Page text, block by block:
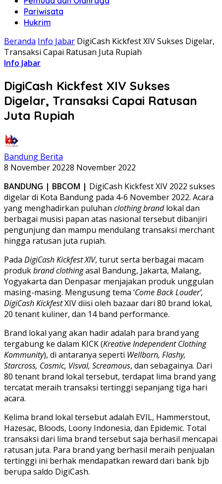
Pariwisata
Hukrim
Beranda Info Jabar DigiCash Kickfest XIV Sukses Digelar,
Transaksi Capai Ratusan Juta Rupiah
Info Jabar
DigiCash Kickfest XIV Sukses
Digelar, Transaksi Capai Ratusan
Juta Rupiah
Bandung Berita
8 November 20228 November 2022
BANDUNG | BBCOM | DigiCash Kickfest XIV 2022 sukses
digelar di Kota Bandung pada 4-6 November 2022. Acara
yang menghadirkan puluhan clothing brandlokal dan
berbagai musisi papan atas nasional tersebut dibanjiri
pengunjung dan mampu mendulang transaksi merchant
hingga ratusan juta rupiah.
Pada DigiCash Kickfest XIV, turut serta berbagai macam
produkbrand clothingasal Bandung, Jakarta, Malang,
Yogyakarta dan Denpasar menjajakan produk unggulan
masing-masing. Mengusung tema ‘Come Back Louder’,
DigiCash KickfestXIV diisi oleh bazaar dari 80 brand lokal,
20 tenant kuliner, dan 14 band performance.
Brand lokal yang akan hadir adalah para brand yang
tergabung ke dalam KICK (Kreative Independent Clothing
Kommunity), di antaranya seperti Wellborn, Flashy,
Starcross, Cosmic, Visval, Screamous, dan sebagainya. Dari
80 tenant brand lokal tersebut, terdapat lima brand yang
tercatat meraih transaksi tertinggi sepanjang tiga hari
acara.
Kelima brand lokal tersebut adalah EVIL, Hammerstout,
Hazesac, Bloods, Loony Indonesia, dan Epidemic. Total
transaksi dari lima brand tersebut saja berhasil mencapai
ratusan juta. Para brand yang berhasil meraih penjualan
tertinggi ini berhak mendapatkan reward dari bank bjb
berupa saldo DigiCash.